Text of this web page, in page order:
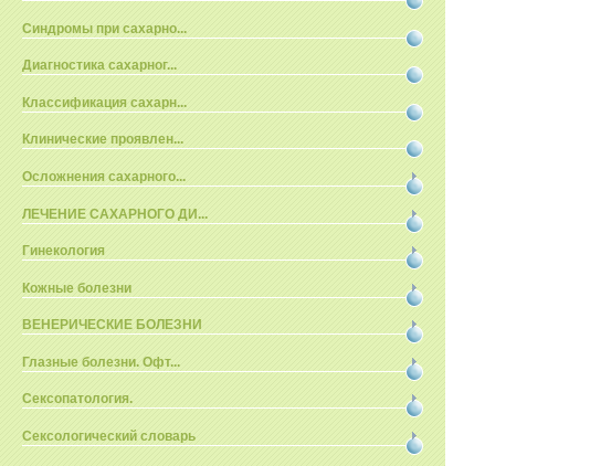
Синдромы при сахарно...
Диагностика сахарног...
Классификация сахарн...
Клинические проявлен...
Осложнения сахарного...
ЛЕЧЕНИЕ САХАРНОГО ДИ...
Гинекология
Кожные болезни
ВЕНЕРИЧЕСКИЕ БОЛЕЗНИ
Глазные болезни. Офт...
Сексопатология.
Сексологический словарь